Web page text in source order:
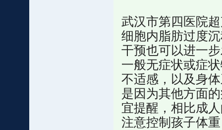
武汉市第四医院
细胞内脂肪过度
干预也可以进一
一般无症状或症
不适感，以及身
是因为其他方面
宜提醒，相比成
注意控制孩子体